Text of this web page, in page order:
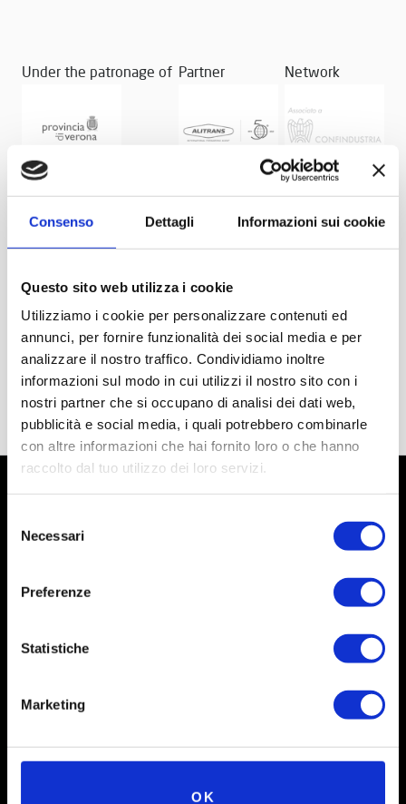
Consenso Dettagli Informazioni sui cookie
Questo sito web utilizza i cookie
Utilizziamo i cookie per personalizzare contenuti ed
annunci, per fornire funzionalità dei social media e per
analizzare il nostro traffico. Condividiamo inoltre
informazioni sul modo in cui utilizzi il nostro sito con i
nostri partner che si occupano di analisi dei dati web,
pubblicità e social media, i quali potrebbero combinarle
con altre informazioni che hai fornito loro o che hanno
raccolto dal tuo utilizzo dei loro servizi.
delNecessari
Preferenze
Statistiche
Marketing
OK
Under the patronage of Partner Network
Social
Instagram